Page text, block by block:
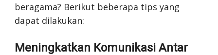
beragama? Berikut beberapa tips yang
dapat dilakukan:
Meningkatkan Komunikasi Antar